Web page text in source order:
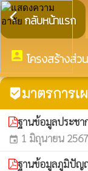
arrow_back_ios กลับหน้าแรก
account_box โครงสร้างส่ว
beenhereมาตรการเ
ฐานข้อมูลประชา
event 1 มิถุนายน 2567
ฐานข้อมูลภูมิปัญ